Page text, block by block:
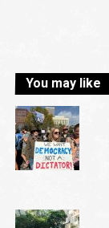
You may like